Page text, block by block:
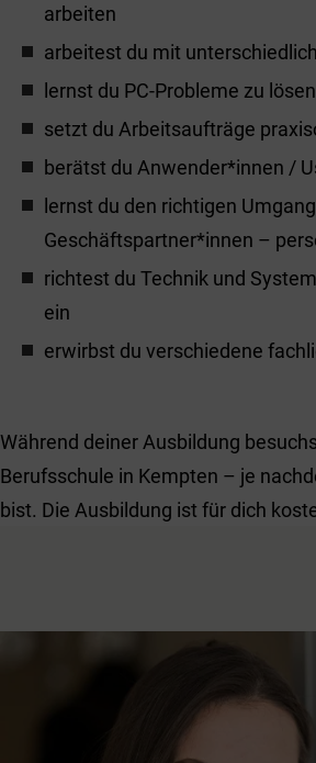
arbeiten
arbeitest du mit
lernst du PC-Probleme zu lösen
setzt du Arbeitsaufträge
berätst du Anwender*innen /
lernst du den richtigen
Geschäftspartner*innen –
richtest du Technik und
ein
erwirbst du verschiedene
Während deiner Ausbildung
Berufsschule in Kempten – je
bist. Die Ausbildung ist für dich